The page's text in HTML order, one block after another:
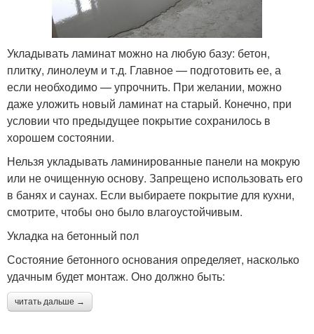
Укладывать ламинат можно на любую базу: бетон,
плитку, линолеум и т.д. Главное — подготовить ее, а
если необходимо — упрочнить. При желании, можно
даже уложить новый ламинат на старый. Конечно, при
условии что предыдущее покрытие сохранилось в
хорошем состоянии.
Нельзя укладывать ламинированные панели на мокрую
или не очищенную основу. Запрещено использовать его
в банях и саунах. Если выбираете покрытие для кухни,
смотрите, чтобы оно было влагоустойчивым.
Укладка на бетонный пол
Состояние бетонного основания определяет, насколько
удачным будет монтаж. Оно должно быть:
читать дальше →